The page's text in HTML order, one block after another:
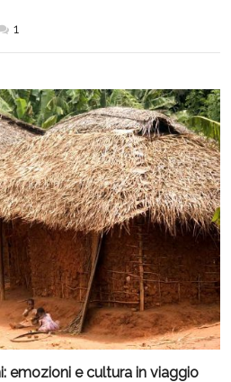
1
emozioni e cultura in viaggio